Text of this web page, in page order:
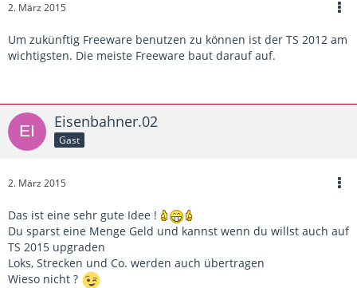
2. März 2015
Um zukünftig Freeware benutzen zu können ist der TS 2012 am
wichtigsten. Die meiste Freeware baut darauf auf.
Eisenbahner.02
Gast
2. März 2015
Das ist eine sehr gute Idee !
Du sparst eine Menge Geld und kannst wenn du willst auch auf
TS 2015 upgraden
Loks, Strecken und Co. werden auch übertragen
Wieso nicht ?